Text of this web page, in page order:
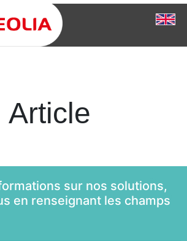
Article
sur nos solutions,
en renseignant les champs